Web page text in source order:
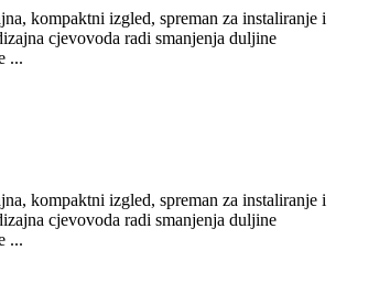
kompaktni izgled, spreman za instaliranje i
cjevovoda radi smanjenja duljine
...
kompaktni izgled, spreman za instaliranje i
cjevovoda radi smanjenja duljine
...